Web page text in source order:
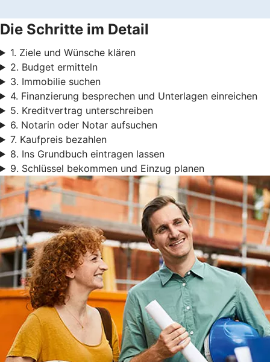
Die Schritte im Detail
1. Ziele und Wünsche klären
2. Budget ermitteln
3. Immobilie suchen
4. Finanzierung besprechen und Unterlagen einreichen
5. Kreditvertrag unterschreiben
6. Notarin oder Notar aufsuchen
7. Kaufpreis bezahlen
8. Ins Grundbuch eintragen lassen
9. Schlüssel bekommen und Einzug planen